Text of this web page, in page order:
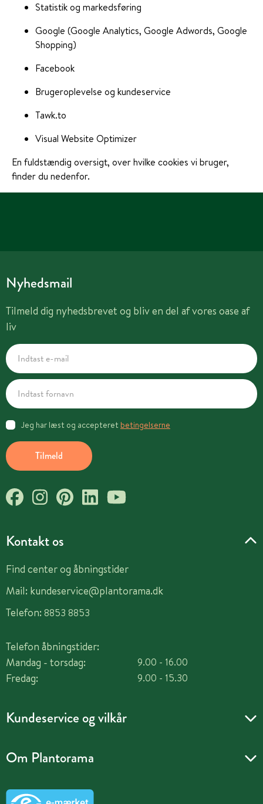
Statistik og markedsføring
Google (Google Analytics, Google Adwords, Google
Shopping)
Facebook
Brugeroplevelse og kundeservice
Tawk.to
Visual Website Optimizer
En fuldstændig oversigt, over hvilke cookies vi bruger,
finder du nedenfor.
Kontakt os
Find center og åbningstider
Mail: kundeservice@plantorama.dk
Telefon: 8853 8853
Telefon åbningstider:
Mandag - torsdag:
Fredag:
9.00 - 16.00
9.00 - 15.30
Kundeservice og vilkår
Om Plantorama
Nyhedsmail
Tilmeld dig nyhedsbrevet og bliv en del af vores oase af
liv
Tilmeld
Jeg har læst og accepteret betingelserne